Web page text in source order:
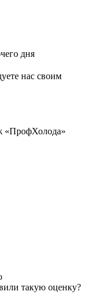
дня
нас своим
«ПрофХолода»
такую оценку?